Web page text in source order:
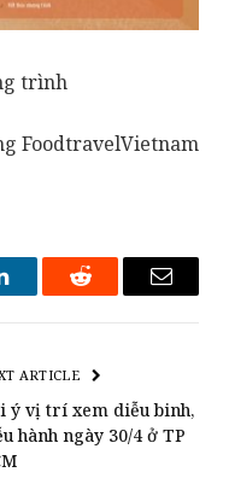
trình
FoodtravelVietnam
Reddit Email
ARTICLE
ý vị trí xem diễu binh,
hành ngày 30/4 ở TP